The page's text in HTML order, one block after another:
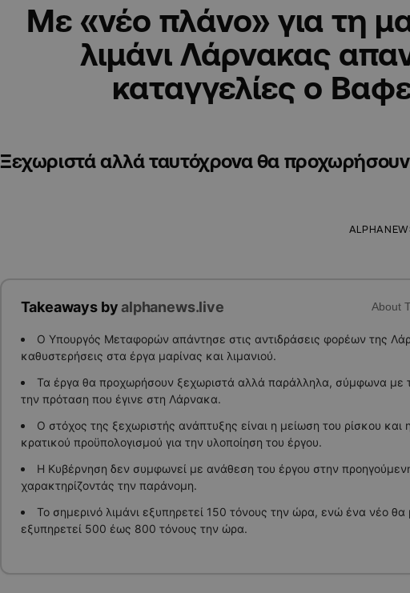
Με «νέο πλάνο» για τη
λιμάνι Λάρνακας
καταγγελίες ο
Ξεχωριστά αλλά ταυτόχρονα θα
Takeaways byalphanews.live About
Ο Υπουργός Μεταφορών απάντησε στις αντιδράσεις φορέων της
καθυστερήσεις στα έργα μαρίνας και λιμανιού.
Τα έργα θα προχωρήσουν ξεχωριστά αλλά παράλληλα, σύμφωνα με
την πρόταση που έγινε στη Λάρνακα.
Ο στόχος της ξεχωριστής ανάπτυξης είναι η μείωση του ρίσκου και
κρατικού προϋπολογισμού για την υλοποίηση του έργου.
Η Κυβέρνηση δεν συμφωνεί με ανάθεση του έργου στην
χαρακτηρίζοντάς την παράνομη.
Το σημερινό λιμάνι εξυπηρετεί 150 τόνους την ώρα, ενώ ένα νέο
εξυπηρετεί 500 έως 800 τόνους την ώρα.